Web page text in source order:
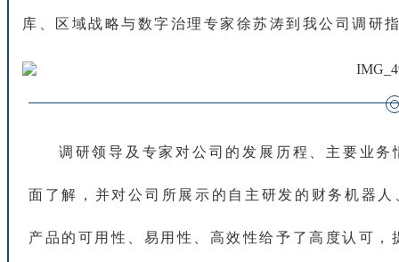
库 区 域战略与数字治理 专家 徐苏涛到 我公 司 调 研
调 研领导 及 专家 对公 司 的 发 展 历程 主 要 业务
面 了解 ， 并对公 司 所 展 示 的 自 主 研发 的 财务机器 人
产品 的 可 用性 易 用性 高效性给予 了高 度认 可 ，